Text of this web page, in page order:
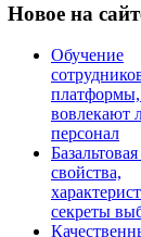
Новое на
Обучение
вовлекают
персонал
свойства,
секреты